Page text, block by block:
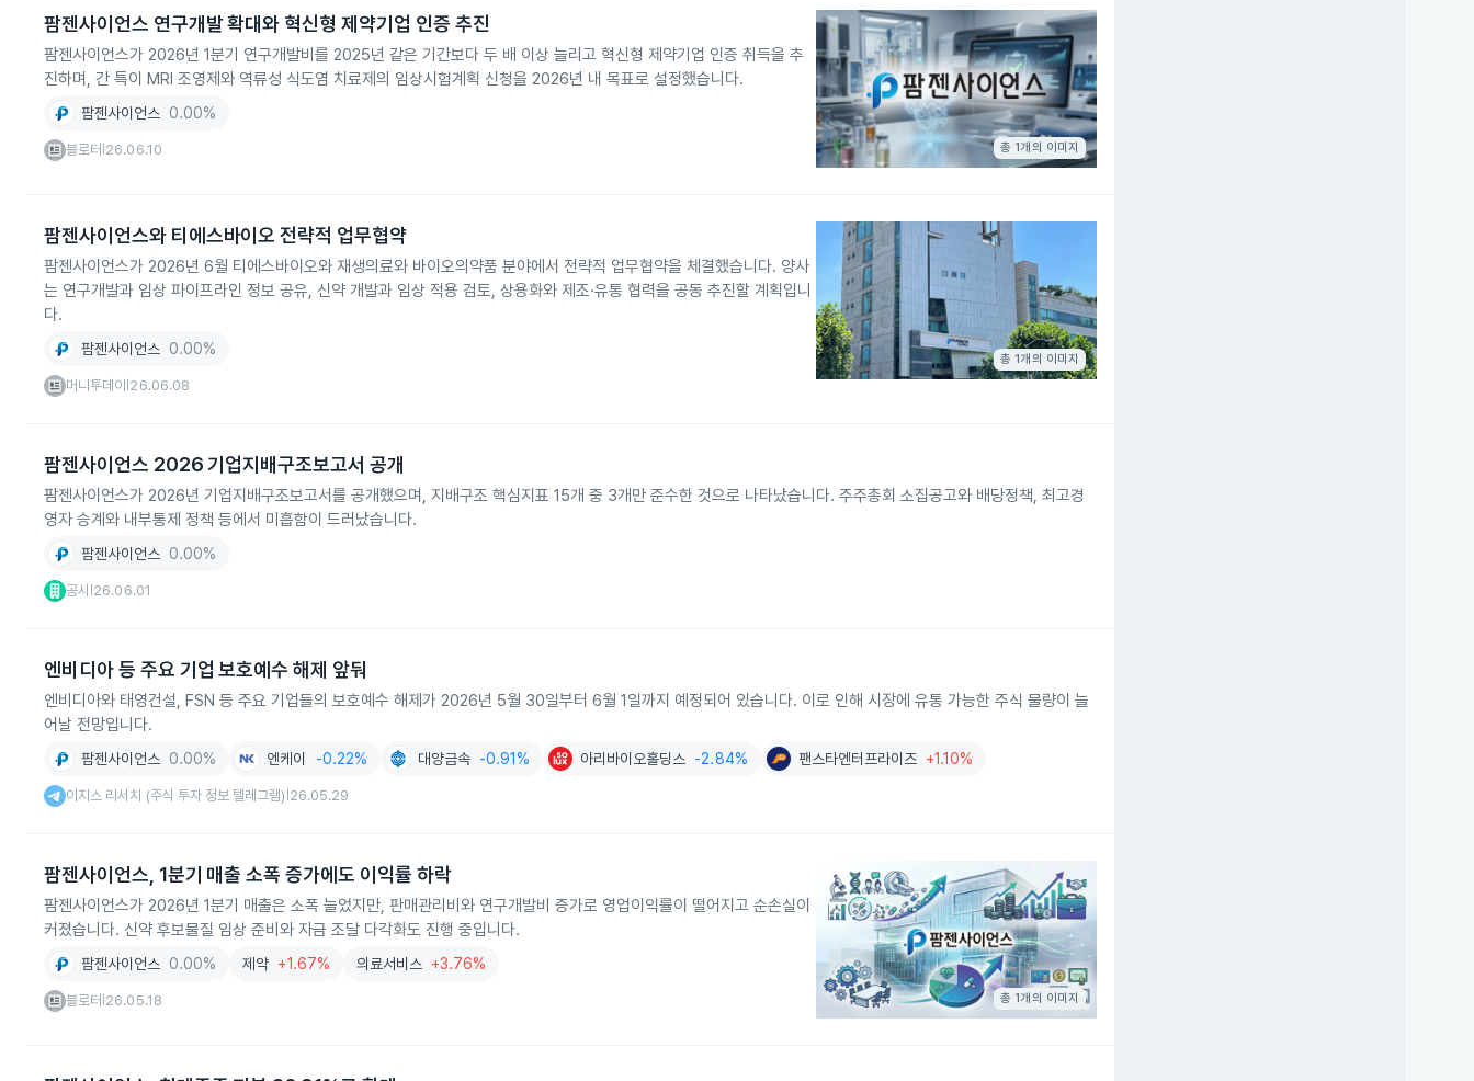
팜젠사이언스 연구개발 확대와 혁신형 제약기업 인증 추진
팜젠사이언스가 2026년 1분기 연구개발비를 2025년 같은 기간보다 두 배 이상 늘리고 혁신형 제약기업 인증 취득을 추
진하며, 간 특이 MRI 조영제와 역류성 식도염 치료제의 임상시험계획 신청을 2026년 내 목표로 설정했습니다.
팜젠사이언스 0.00%
블로터 26.06.10 총 1개의 이미지
팜젠사이언스와 티에스바이오 전략적 업무협약
팜젠사이언스가 2026년 6월 티에스바이오와 재생의료와 바이오의약품 분야에서 전략적 업무협약을 체결했습니다. 양사
는 연구개발과 임상 파이프라인 정보 공유, 신약 개발과 임상 적용 검토, 상용화와 제조·유통 협력을 공동 추진할 계획입니
다.
팜젠사이언스 0.00%
머니투데이 26.06.08
총 1개의 이미지
팜젠사이언스 2026 기업지배구조보고서 공개
팜젠사이언스가 2026년 기업지배구조보고서를 공개했으며, 지배구조 핵심지표 15개 중 3개만 준수한 것으로 나타났습니다. 주주총회 소집공고와 배당정책, 최고경
영자 승계와 내부통제 정책 등에서 미흡함이 드러났습니다.
팜젠사이언스 0.00%
공시 26.06.01
엔비디아 등 주요 기업 보호예수 해제 앞둬
엔비디아와 태영건설, FSN 등 주요 기업들의 보호예수 해제가 2026년 5월 30일부터 6월 1일까지 예정되어 있습니다. 이로 인해 시장에 유통 가능한 주식 물량이 늘
어날 전망입니다.
팜젠사이언스 0.00% 엔케이 -0.22% 대양금속 -0.91% 아리바이오홀딩스 -2.84% 팬스타엔터프라이즈 +1.10%
이지스 리서치 (주식 투자 정보 텔레그램) 26.05.29
팜젠사이언스, 1분기 매출 소폭 증가에도 이익률 하락
팜젠사이언스가 2026년 1분기 매출은 소폭 늘었지만, 판매관리비와 연구개발비 증가로 영업이익률이 떨어지고 순손실이
커졌습니다. 신약 후보물질 임상 준비와 자금 조달 다각화도 진행 중입니다.
팜젠사이언스 0.00% 제약 +1.67% 의료서비스 +3.76%
블로터 26.05.18 총 1개의 이미지